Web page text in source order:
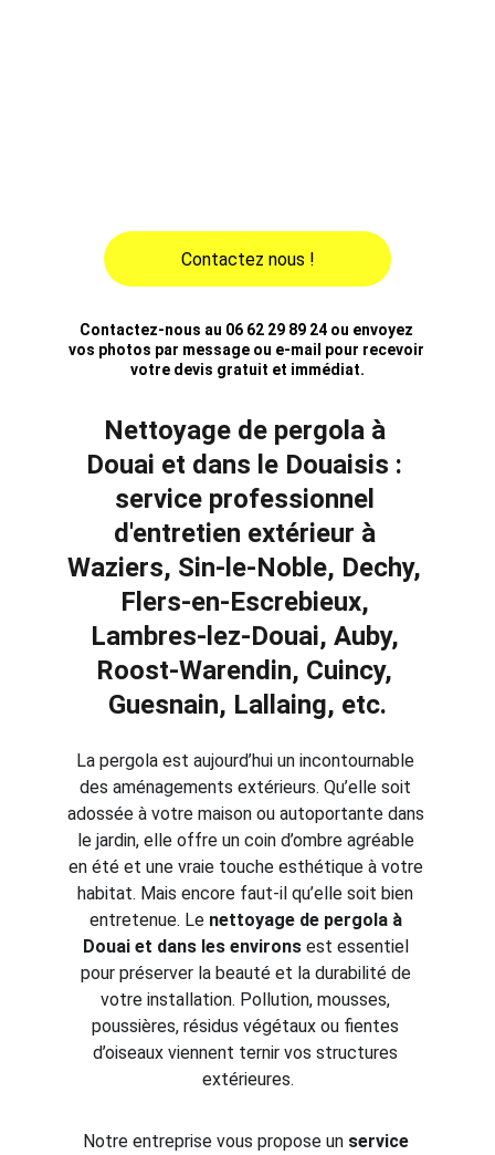
Contactez nous !
Contactez-nous au 06 62 29 89 24 ou envoyez
vos photos par message ou e-mail pour recevoir
votre devis gratuit et immédiat.
Nettoyage de pergola à
Douai et dans le Douaisis :
service professionnel
d'entretien extérieur à
Waziers, Sin-le-Noble, Dechy,
Flers-en-Escrebieux,
Lambres-lez-Douai, Auby,
Roost-Warendin, Cuincy,
Guesnain, Lallaing, etc.
La pergola est aujourd’hui un incontournable
des aménagements extérieurs. Qu’elle soit
adossée à votre maison ou autoportante dans
le jardin, elle offre un coin d’ombre agréable
en été et une vraie touche esthétique à votre
habitat. Mais encore faut-il qu’elle soit bien
entretenue. Le nettoyage de pergola à
Douai et dans les environs est essentiel
pour préserver la beauté et la durabilité de
votre installation. Pollution, mousses,
poussières, résidus végétaux ou fientes
d’oiseaux viennent ternir vos structures
extérieures.
Notre entreprise vous propose un service